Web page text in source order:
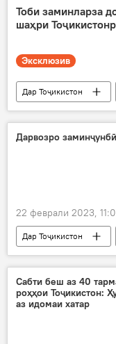
Иқтисод
Тоби заминларза
шаҳри
Эксклюзив
Дар Тоҷикистон
заминларза
Кумитаи меъморӣ ва
Дарвозро
22 феврали 2023,
Дар Тоҷикистон
Рӯйдод, ҷиноят ва
заминҷунбӣ
Сабти беш аз 40
роҳҳои Тоҷикистон:
аз идомаи хатар